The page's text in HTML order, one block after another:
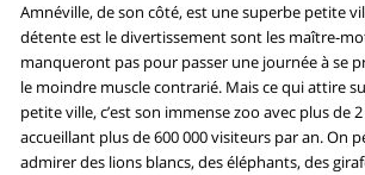
Amnéville, de son côté, est une superbe petite
détente est le divertissement sont les maître-
manqueront pas pour passer une journée à se
le moindre muscle contrarié. Mais ce qui attire
petite ville, c’est son immense zoo avec plus de
accueillant plus de 600 000 visiteurs par an. On
admirer des lions blancs, des éléphants, des